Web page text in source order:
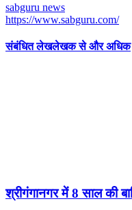
sabguru news
https://www.sabguru.com/
संबंधित लेखलेखक से और अधिक
श्रीगंगानगर में 8 साल की